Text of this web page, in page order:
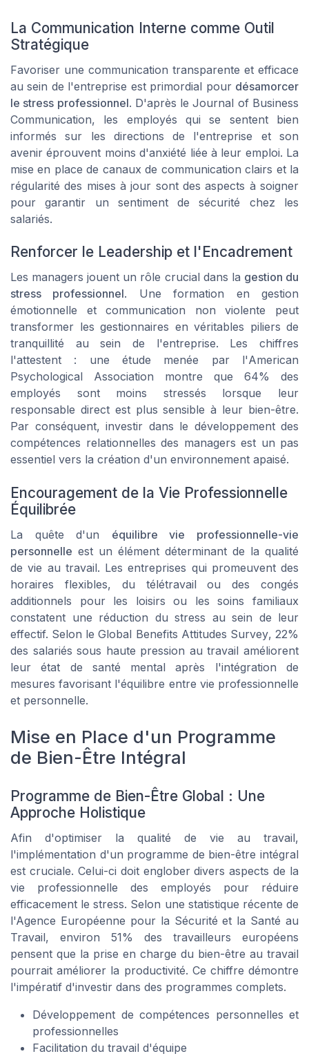
La Communication Interne comme Outil
Stratégique
Favoriser une communication transparente et efficace
au sein de l'entreprise est primordial pour désamorcer
le stress professionnel. D'après leJournal of Business
Communication, les employés qui se sentent bien
informés sur les directions de l'entreprise et son
avenir éprouvent moins d'anxiété liée à leur emploi. La
mise en place de canaux de communication clairs et la
régularité des mises à jour sont des aspects à soigner
pour garantir un sentiment de sécurité chez les
salariés.
Renforcer le Leadership et l'Encadrement
Les managers jouent un rôle crucial dans la gestion du
stress professionnel. Une formation en gestion
émotionnelle et communication non violente peut
transformer les gestionnaires en véritables piliers de
tranquillité au sein de l'entreprise. Les chiffres
l'attestent : une étude menée par l'American
Psychological Association montre que 64% des
employés sont moins stressés lorsque leur
responsable direct est plus sensible à leur bien-être.
Par conséquent, investir dans le développement des
compétences relationnelles des managers est un pas
essentiel vers la création d'un environnement apaisé.
Encouragement de la Vie Professionnelle
Équilibrée
La quête d'un équilibre vie professionnelle-vie
personnelle est un élément déterminant de la qualité
de vie au travail. Les entreprises qui promeuvent des
horaires flexibles, du télétravail ou des congés
additionnels pour les loisirs ou les soins familiaux
constatent une réduction du stress au sein de leur
effectif. Selon leGlobal Benefits Attitudes Survey, 22%
des salariés sous haute pression au travail améliorent
leur état de santé mental après l'intégration de
mesures favorisant l'équilibre entre vie professionnelle
et personnelle.
Mise en Place d'un Programme
de Bien-Être Intégral
Programme de Bien-Être Global : Une
Approche Holistique
Afin d'optimiser la qualité de vie au travail,
l'implémentation d'un programme de bien-être intégral
est cruciale. Celui-ci doit englober divers aspects de la
vie professionnelle des employés pour réduire
efficacement le stress. Selon une statistique récente de
l'Agence Européenne pour la Sécurité et la Santé au
Travail, environ 51% des travailleurs européens
pensent que la prise en charge du bien-être au travail
pourrait améliorer la productivité. Ce chiffre démontre
l'impératif d'investir dans des programmes complets.
Développement de compétences personnelles et
professionnelles
Facilitation du travail d'équipe